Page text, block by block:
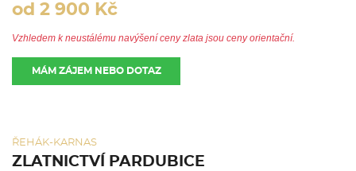
od 2 900 Kč
Vzhledem k neustálému navýšení ceny zlata jsou ceny orientační.
MÁM ZÁJEM NEBO DOTAZ
ŘEHÁK-KARNAS
ZLATNICTVÍ PARDUBICE